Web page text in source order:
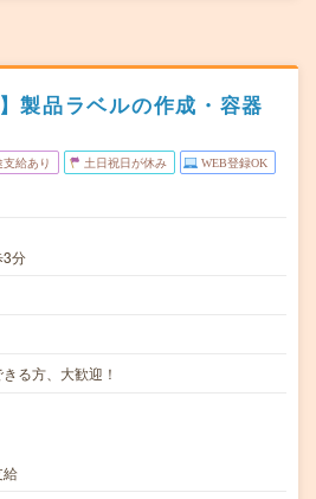
製品ラベルの作成・容器
給あり 土日祝日が休み WEB登録OK
3分
る方、大歓迎！
給